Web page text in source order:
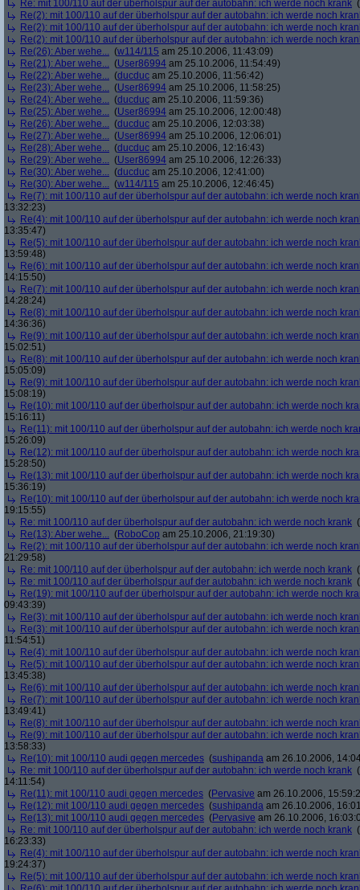
Re: mit 100/110 auf der überholspur auf der autobahn: ich werde noch krank (
Re(2): mit 100/110 auf der überholspur auf der autobahn: ich werde noch
Re(2): mit 100/110 auf der überholspur auf der autobahn: ich werde noch
Re(2): mit 100/110 auf der überholspur auf der autobahn: ich werde noch
Re(26): Aber wehe... (w114/115 am 25.10.2006, 11:43:09)
Re(21): Aber wehe... (User86994 am 25.10.2006, 11:54:49)
Re(22): Aber wehe... (ducduc am 25.10.2006, 11:56:42)
Re(23): Aber wehe... (User86994 am 25.10.2006, 11:58:25)
Re(24): Aber wehe... (ducduc am 25.10.2006, 11:59:36)
Re(25): Aber wehe... (User86994 am 25.10.2006, 12:00:48)
Re(26): Aber wehe... (ducduc am 25.10.2006, 12:03:38)
Re(27): Aber wehe... (User86994 am 25.10.2006, 12:06:01)
Re(28): Aber wehe... (ducduc am 25.10.2006, 12:16:43)
Re(29): Aber wehe... (User86994 am 25.10.2006, 12:26:33)
Re(30): Aber wehe... (ducduc am 25.10.2006, 12:41:00)
Re(30): Aber wehe... (w114/115 am 25.10.2006, 12:46:45)
Re(7): mit 100/110 auf der überholspur auf der autobahn: ich werde noch
13:32:23)
Re(4): mit 100/110 auf der überholspur auf der autobahn: ich werde noch
13:35:47)
Re(5): mit 100/110 auf der überholspur auf der autobahn: ich werde noch
13:59:48)
Re(6): mit 100/110 auf der überholspur auf der autobahn: ich werde noch
14:15:50)
Re(7): mit 100/110 auf der überholspur auf der autobahn: ich werde noch
14:28:24)
Re(8): mit 100/110 auf der überholspur auf der autobahn: ich werde noch
14:36:36)
Re(9): mit 100/110 auf der überholspur auf der autobahn: ich werde noch
15:02:51)
Re(8): mit 100/110 auf der überholspur auf der autobahn: ich werde noch
15:05:09)
Re(9): mit 100/110 auf der überholspur auf der autobahn: ich werde noch
15:08:19)
Re(10): mit 100/110 auf der überholspur auf der autobahn: ich werde noch
15:16:11)
Re(11): mit 100/110 auf der überholspur auf der autobahn: ich werde noch
15:26:09)
Re(12): mit 100/110 auf der überholspur auf der autobahn: ich werde noch
15:28:50)
Re(13): mit 100/110 auf der überholspur auf der autobahn: ich werde noch
15:36:19)
Re(10): mit 100/110 auf der überholspur auf der autobahn: ich werde noch
19:15:55)
Re: mit 100/110 auf der überholspur auf der autobahn: ich werde noch krank (
Re(13): Aber wehe... (RoboCop am 25.10.2006, 21:19:30)
Re(2): mit 100/110 auf der überholspur auf der autobahn: ich werde noch
21:29:58)
Re: mit 100/110 auf der überholspur auf der autobahn: ich werde noch krank (
Re: mit 100/110 auf der überholspur auf der autobahn: ich werde noch krank (
Re(19): mit 100/110 auf der überholspur auf der autobahn: ich werde noch
09:43:39)
Re(3): mit 100/110 auf der überholspur auf der autobahn: ich werde noch
Re(3): mit 100/110 auf der überholspur auf der autobahn: ich werde noch
11:54:51)
Re(4): mit 100/110 auf der überholspur auf der autobahn: ich werde noch
Re(5): mit 100/110 auf der überholspur auf der autobahn: ich werde noch
13:45:38)
Re(6): mit 100/110 auf der überholspur auf der autobahn: ich werde noch
Re(7): mit 100/110 auf der überholspur auf der autobahn: ich werde noch
13:49:41)
Re(8): mit 100/110 auf der überholspur auf der autobahn: ich werde noch
Re(9): mit 100/110 auf der überholspur auf der autobahn: ich werde noch
13:58:33)
Re(10): mit 100/110 audi gegen mercedes (sushipanda am 26.10.2006,
Re: mit 100/110 auf der überholspur auf der autobahn: ich werde noch krank (
14:11:54)
Re(11): mit 100/110 audi gegen mercedes (Pervasive am 26.10.2006,
Re(12): mit 100/110 audi gegen mercedes (sushipanda am 26.10.2006,
Re(13): mit 100/110 audi gegen mercedes (Pervasive am 26.10.2006,
Re: mit 100/110 auf der überholspur auf der autobahn: ich werde noch krank (
16:23:33)
Re(4): mit 100/110 auf der überholspur auf der autobahn: ich werde noch
19:24:37)
Re(5): mit 100/110 auf der überholspur auf der autobahn: ich werde noch